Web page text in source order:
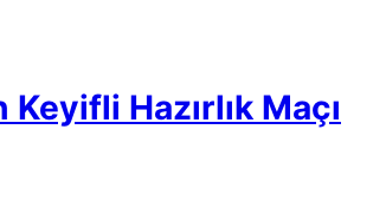
Hazırlık Maçı